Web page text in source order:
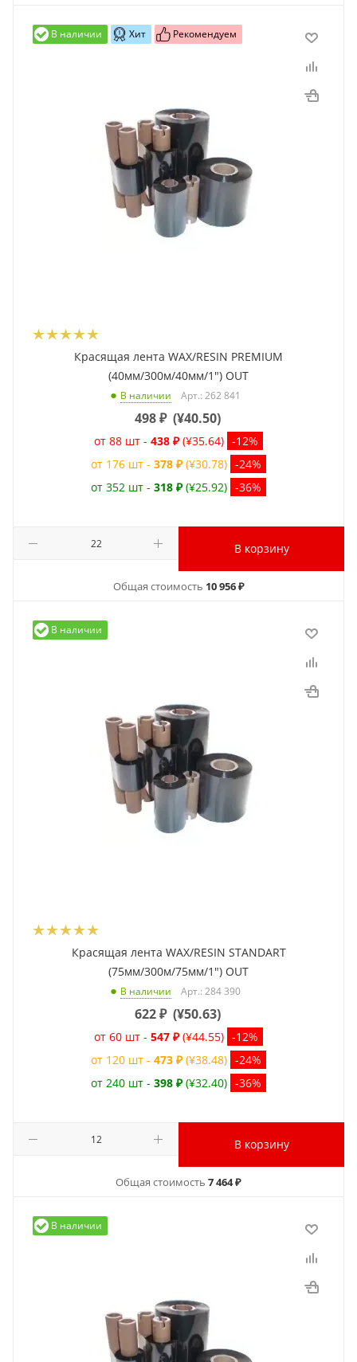
В наличии Хит Рекомендуем
Красящая лента WAX/RESIN PREMIUM
(40мм/300м/40мм/1") OUT
В наличии Арт.: 262 841
498₽ (¥40.50)
от 88 шт - 438 ₽ (¥35.64) -12%
от 176 шт - 378 ₽ (¥30.78) -24%
от 352 шт - 318 ₽ (¥25.92) -36%
В корзину
Общая стоимость 10 956 ₽
В наличии
Красящая лента WAX/RESIN STANDART
(75мм/300м/75мм/1") OUT
В наличии Арт.: 284 390
622₽ (¥50.63)
от 60 шт - 547 ₽ (¥44.55) -12%
от 120 шт - 473 ₽ (¥38.48) -24%
от 240 шт - 398 ₽ (¥32.40) -36%
В корзину
Общая стоимость 7 464 ₽
В наличии